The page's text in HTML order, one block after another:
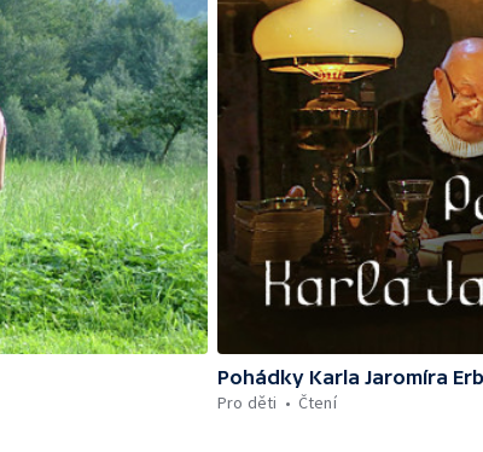
Pohádky Karla Jaromíra
Pro děti
Čtení